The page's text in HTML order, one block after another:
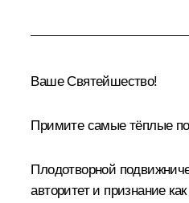
Ваше Святейшество!
Примите самые тёплые
Плодотворной
авторитет и признание